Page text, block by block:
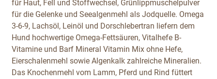
für Haut, Fell und Stoffwechsel, Grünlippmuschelpulver
für die Gelenke und Seealgenmehl als Jodquelle. Omega
3-6-9, Lachsöl, Leinöl und Dorschlebertran liefern dem
Hund hochwertige Omega-Fettsäuren, Vitalhefe B-
Vitamine und Barf Mineral Vitamin Mix ohne Hefe,
Eierschalenmehl sowie Algenkalk zahlreiche Mineralien.
Das Knochenmehl vom Lamm, Pferd und Rind füttert